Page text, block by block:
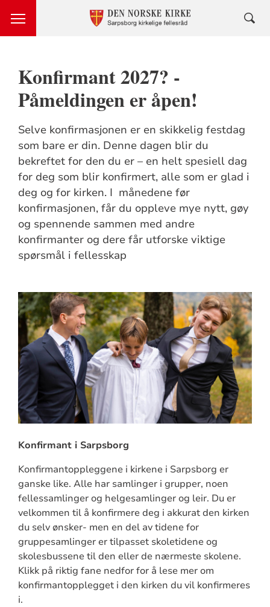
Konfirmant 2027? -
Påmeldingen er åpen!
Selve konfirmasjonen er en skikkelig festdag
som bare er din. Denne dagen blir du
bekreftet for den du er – en helt spesiell dag
for deg som blir konfirmert, alle som er glad i
deg og for kirken. I månedene før
konfirmasjonen, får du oppleve mye nytt, gøy
og spennende sammen med andre
konfirmanter og dere får utforske viktige
spørsmål i fellesskap
Konfirmant i Sarpsborg
Konfirmantoppleggene i kirkene i Sarpsborg er
ganske like. Alle har samlinger i grupper, noen
fellessamlinger og helgesamlinger og leir. Du er
velkommen til å konfirmere deg i akkurat den kirken
du selv ønsker- men en del av tidene for
gruppesamlinger er tilpasset skoletidene og
skolesbussene til den eller de nærmeste skolene.
Klikk på riktig fane nedfor for å lese mer om
konfirmantopplegget i den kirken du vil konfirmeres
i.